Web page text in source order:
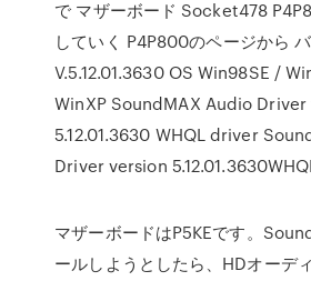
で マザーボード Socket478
していく P4P800のページから
V.5.12.01.3630 OS Win98SE /
WinXP SoundMAX Audio
5.12.01.3630 WHQL driver
Driver version
マザーボードはP5KEです。
ールしようとしたら、HDオーデ